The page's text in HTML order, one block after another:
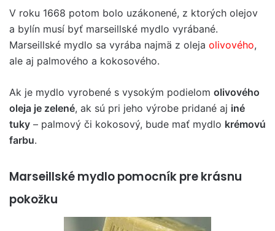
V roku 1668 potom bolo uzákonené, z ktorých olejov
a bylín musí byť marseillské mydlo vyrábané.
Marseillské mydlo sa vyrába najmä z oleja olivového,
ale aj palmového a kokosového.
Ak je mydlo vyrobené s vysokým podielom olivového
oleja je zelené, ak sú pri jeho výrobe pridané aj iné
tuky – palmový či kokosový, bude mať mydlo krémovú
farbu.
Marseillské mydlo pomocník pre krásnu
pokožku